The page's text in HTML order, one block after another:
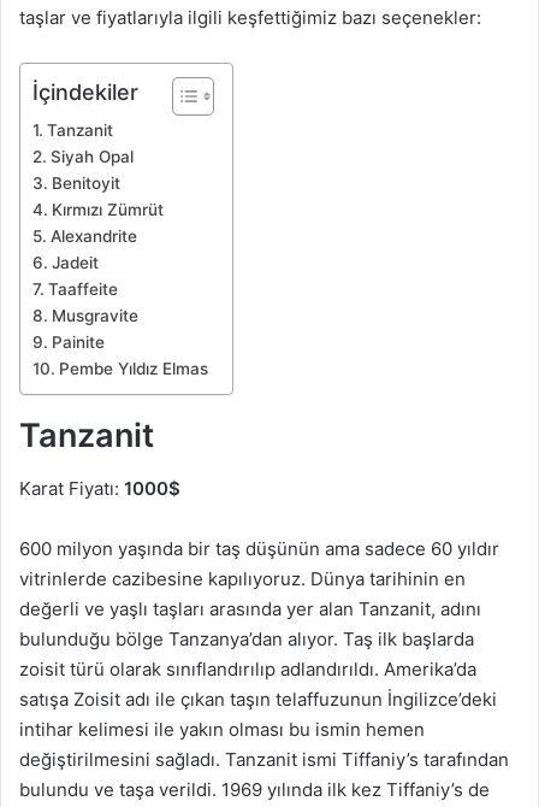
taşlar ve fiyatlarıyla ilgili keşfettiğimiz bazı seçenekler:
İçindekiler
Tanzanit
Siyah Opal
Benitoyit
Kırmızı Zümrüt
Alexandrite
Jadeit
Taaffeite
Musgravite
Painite
Pembe Yıldız Elmas
Tanzanit
Karat Fiyatı: 1000$
600 milyon yaşında bir taş düşünün ama sadece 60 yıldır
vitrinlerde cazibesine kapılıyoruz. Dünya tarihinin en
değerli ve yaşlı taşları arasında yer alan Tanzanit, adını
bulunduğu bölge Tanzanya’dan alıyor. Taş ilk başlarda
zoisit türü olarak sınıflandırılıp adlandırıldı. Amerika’da
satışa Zoisit adı ile çıkan taşın telaffuzunun İngilizce’deki
intihar kelimesi ile yakın olması bu ismin hemen
değiştirilmesini sağladı. Tanzanit ismi Tiffaniy’s tarafından
bulundu ve taşa verildi. 1969 yılında ilk kez Tiffaniy’s de